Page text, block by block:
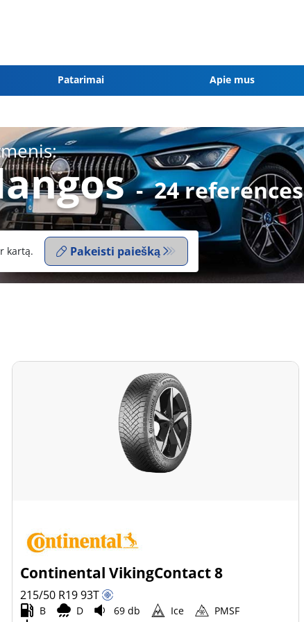
Patarimai Apie mus
- 24 references
kartą. Pakeisti paiešką
Continental VikingContact 8
215/50 R1993T
B D 69 db Ice PMSF